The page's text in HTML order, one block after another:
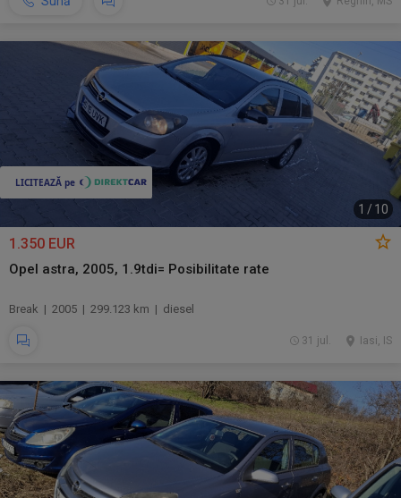
1 / 10
1.350 EUR
Opel astra, 2005, 1.9tdi= Posibilitate rate
Break | 2005 | 299.123 km | diesel
Iasi, IS
31 jul.